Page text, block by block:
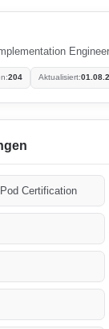
204 Aktualisiert:
Certification